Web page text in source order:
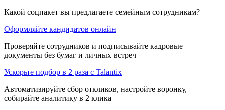
Какой соцпакет вы предлагаете семейным сотрудникам?
Оформляйте кандидатов онлайн
Проверяйте сотрудников и подписывайте кадровые
документы без бумаг и личных встреч
Ускорьте подбор в 2 раза с Talantix
Автоматизируйте сбор откликов, настройте воронку,
собирайте аналитику в 2 клика